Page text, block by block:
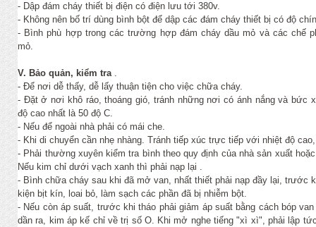
- Dập đám cháy thiết bị điện có điện lưu tới 380v.
- Không nên bố trí dùng bình bột để dập các đám cháy thiết bị có độ
- Bình phù hợp trong các trường hợp đám cháy dầu mỏ và các chế
mỏ.
V. Bảo quản, kiểm tra.
- Để nơi dễ thấy, dễ lấy thuận tiện cho việc chữa cháy.
- Đặt ở nơi khô ráo, thoáng gió, tránh những nơi có ánh nắng và bức
độ cao nhất là 50 độ C.
- Nếu để ngoài nhà phải có mái che.
- Khi di chuyển cần nhẹ nhàng. Tránh tiếp xúc trực tiếp với nhiệt độ
- Phải thường xuyên kiểm tra bình theo quy định của nhà sản xuất
Nếu kim chỉ dưới vạch xanh thì phải nạp lại .
- Bình chữa cháy sau khi đã mở van, nhất thiết phải nạp đầy lại, trước
kiện bịt kín, loai bỏ, làm sạch các phần đã bị nhiễm bột.
- Nếu còn áp suất, trước khi tháo phải giảm áp suất bằng cách bóp
dần ra, kim áp kế chỉ về trị số O. Khi mở nghe tiếng "xì xì", phải lập